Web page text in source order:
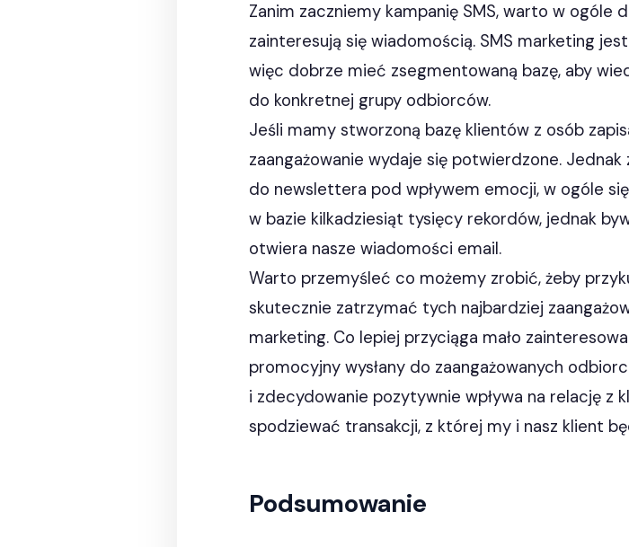
Zanim zaczniemy kampanię SMS, warto w ogóle
zainteresują się wiadomością. SMS marketing
więc dobrze mieć zsegmentowaną bazę, aby
do konkretnej grupy odbiorców.
Jeśli mamy stworzoną bazę klientów z osób
zaangażowanie wydaje się potwierdzone.
do newslettera pod wpływem emocji, w ogóle
w bazie kilkadziesiąt tysięcy rekordów, jednak
otwiera nasze wiadomości email.
Warto przemyśleć co możemy zrobić, żeby
skutecznie zatrzymać tych najbardziej
marketing. Co lepiej przyciąga mało
promocyjny wysłany do zaangażowanych
i zdecydowanie pozytywnie wpływa na relację z
spodziewać transakcji, z której my i nasz klient
Podsumowanie